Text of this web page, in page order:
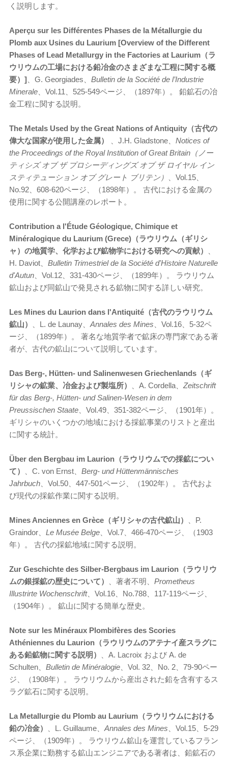
く説明します。
Aperçu sur les Différentes Phases de la Métallurgie du
Plomb aux Usines du Laurium [Overview of the Different
Phases of Lead Metallurgy in the Factories at Laurium（ラ
ウリウムの工場における鉛冶金のさまざまな工程に関する概
要）] 、G. Georgiades、 Bulletin de la Société de l’Industrie
Minerale 、Vol.11、525-549ページ、（1897年）。 鉛鉱石の冶
金工程に関する説明。
The Metals Used by the Great Nations of Antiquity（古代の
偉大な国家が使用した金属）
、J.H. Gladstone、 Notices of
the Proceedings of the Royal Institution of Great Britain（ノー
ティシズ オブ ザ プロシーディングズ オブ ザ ロイヤル イン
スティテューション オブ グレート ブリテン）
、Vol.15、
No.92、608-620ページ、（1898年）。 古代における金属の
使用に関する公開講座のレポート。
Contribution a l'Étude Géologique, Chimique et
Minéralogique du Laurium (Grece)（ラウリウム（ギリシ
ャ）の地質学、化学および鉱物学における研究への貢献）
H. Daviot、 Bulletin Trimestriel de la Société d'Histoire Naturelle
d'Autun 、Vol.12、331-430ページ、（1899年）。 ラウリウム
鉱山および同鉱山で発見される鉱物に関する詳しい研究。
Les Mines du Laurion dans l'Antiquité（古代のラウリウム
鉱山）
、L. de Launay、 Annales des Mines 、Vol.16、5-32ペ
ージ、（1899年）。 著名な地質学者で鉱床の専門家である著
者が、古代の鉱山について説明しています。
Das Berg-, Hütten- und Salinenwesen Griechenlands（ギ
リシャの鉱業、冶金および製塩所）
、A. Cordella、 Zeitschrift
für das Berg-, Hütten- und Salinen-Wesen in dem
Preussischen Staate 、Vol.49、351-382ページ、（1901年）。
ギリシャのいくつかの地域における採鉱事業のリストと産出
に関する統計。
Über den Bergbau im Laurion（ラウリウムでの採鉱につい
て）
、C. von Ernst、 Berg- und Hüttenmännisches
Jahrbuch 、Vol.50、447-501ページ、（1902年）。 古代およ
び現代の採鉱作業に関する説明。
Mines Anciennes en Grèce（ギリシャの古代鉱山）
、P.
Graindor、 Le Musée Belge 、Vol.7、466-470ページ、（1903
年）。 古代の採鉱地域に関する説明。
Zur Geschichte des Silber-Bergbaus im Laurion（ラウリウ
ムの銀採鉱の歴史について）
、著者不明、 Prometheus
Illustrirte Wochenschrift、Vol.16、No.788、117-119ページ、
（1904年）。 鉱山に関する簡単な歴史。
Note sur les Minéraux Plombifères des Scories
Athéniennes du Laurion（ラウリウムのアテナイ産スラグに
ある鉛鉱物に関する説明）
、A. Lacroix および A. de
Schulten、 Bulletin de Minéralogie 、Vol. 32、No. 2、79-90ペー
ジ、（1908年）。 ラウリウムから産出された鉛を含有するス
ラグ鉱石に関する説明。
La Metallurgie du Plomb au Laurium（ラウリウムにおける
鉛の冶金）
、L. Guillaume、 Annales des Mines 、Vol.15、5-29
ページ、（1909年）。 ラウリウム鉱山を運営しているフラン
ス系企業に勤務する鉱山エンジニアである著者は、鉛鉱石の